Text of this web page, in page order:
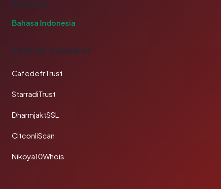
BAHASA
Bahasa Indonesia
TAUTAN SAHABAT
CafedefrTrust
StarradiTrust
DharmjaktSSL
CltconliScan
Nikoya10Whois